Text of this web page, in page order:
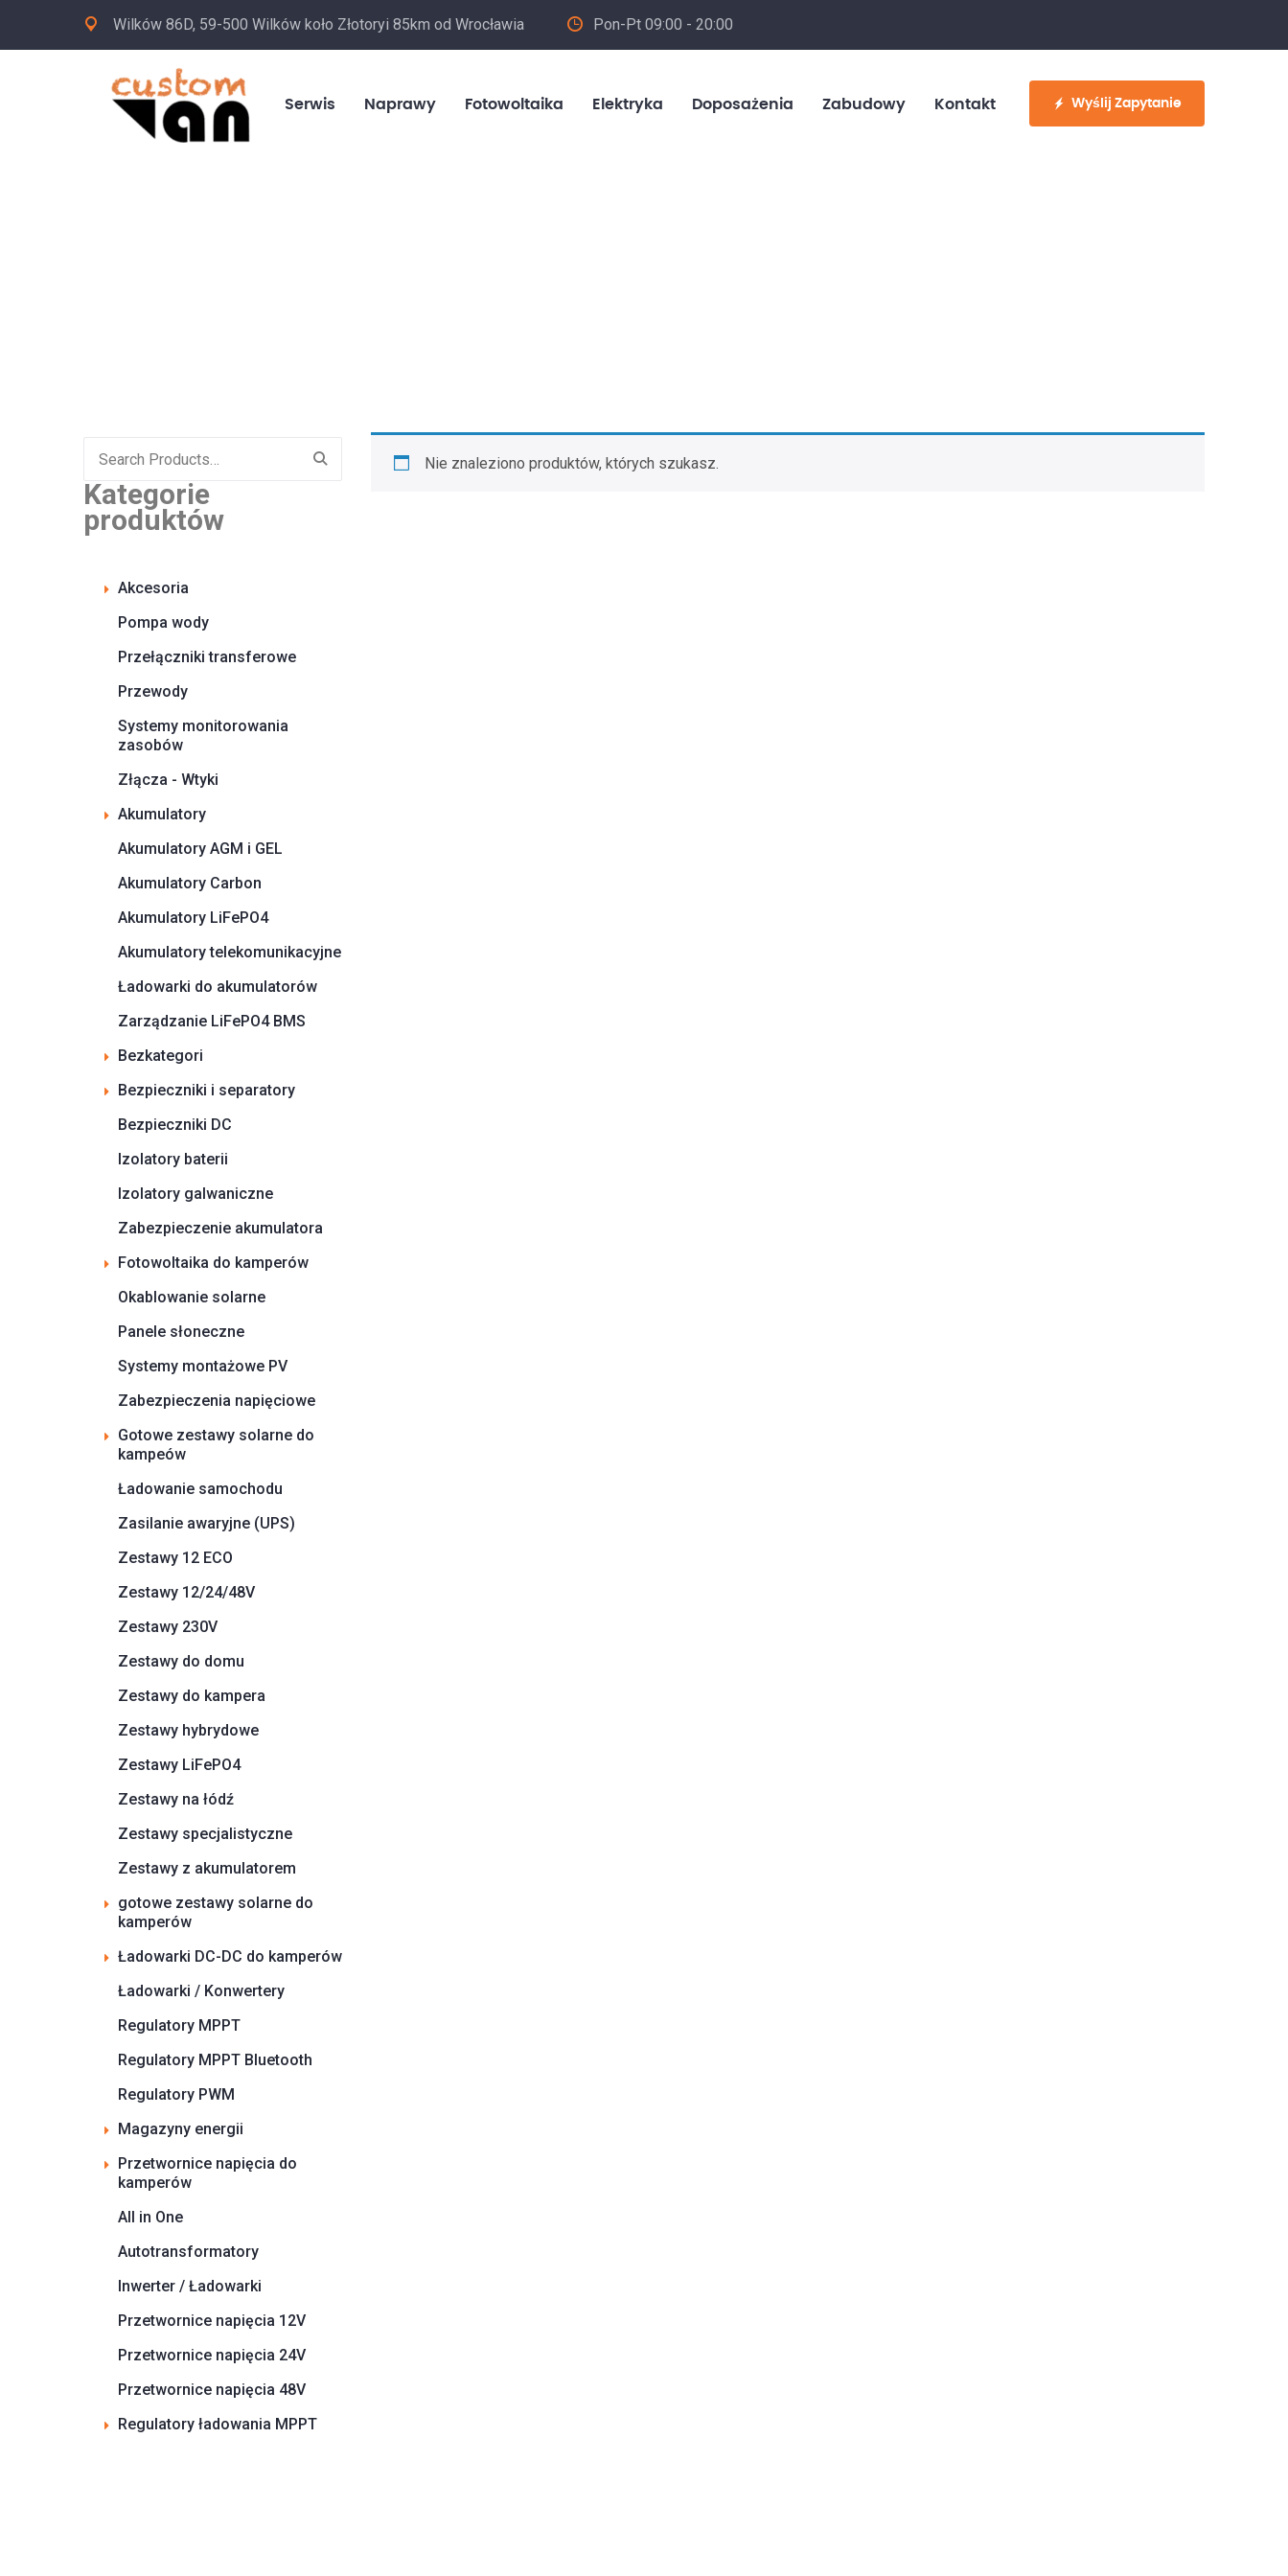
Wilków 86D, 59-500 Wilków koło Złotoryi 85km od Wrocławia Pon-Pt 09:00 - 20:00
530 886 214
Serwis Naprawy Fotowoltaika Elektryka Doposażenia Zabudowy Kontakt Wyślij Zapytanie
Search
Kategorie
produktów
Akcesoria
Pompa wody
Przełączniki transferowe
Przewody
Systemy monitorowania
zasobów
Złącza - Wtyki
Akumulatory
Akumulatory AGM i GEL
Akumulatory Carbon
Akumulatory LiFePO4
Akumulatory telekomunikacyjne
Ładowarki do akumulatorów
Zarządzanie LiFePO4 BMS
Bezkategori
Bezpieczniki i separatory
Bezpieczniki DC
Izolatory baterii
Izolatory galwaniczne
Zabezpieczenie akumulatora
Fotowoltaika do kamperów
Okablowanie solarne
Panele słoneczne
Systemy montażowe PV
Zabezpieczenia napięciowe
Gotowe zestawy solarne do
kampeów
Ładowanie samochodu
Zasilanie awaryjne (UPS)
Zestawy 12 ECO
Zestawy 12/24/48V
Zestawy 230V
Zestawy do domu
Zestawy do kampera
Zestawy hybrydowe
Zestawy LiFePO4
Zestawy na łódź
Zestawy specjalistyczne
Zestawy z akumulatorem
gotowe zestawy solarne do
kamperów
Ładowarki DC-DC do kamperów
Ładowarki / Konwertery
Regulatory MPPT
Regulatory MPPT Bluetooth
Regulatory PWM
Magazyny energii
Przetwornice napięcia do
kamperów
All in One
Autotransformatory
Inwerter / Ładowarki
Przetwornice napięcia 12V
Przetwornice napięcia 24V
Przetwornice napięcia 48V
Regulatory ładowania MPPT
Nie znaleziono produktów, których szukasz.